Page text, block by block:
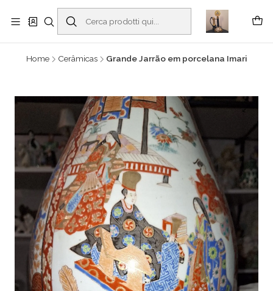
Buscantiguidades - Leilões. Colecionismo e antiguidades em Viana do
Castelo -
Read more
Home Cerâmicas Grande Jarrão em porcelana Imari